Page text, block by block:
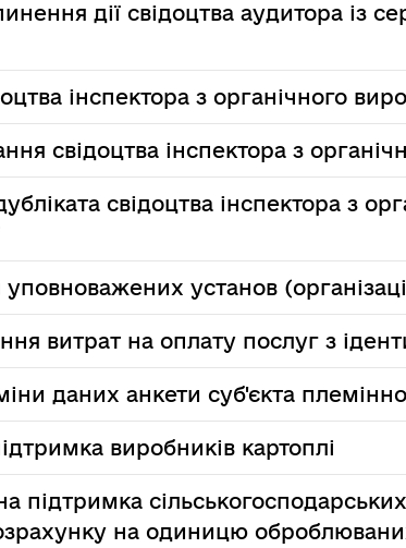
дії свідоцтва аудитора із
інспектора з органічного
свідоцтва інспектора з
свідоцтва інспектора з
установ
витрат на оплату послуг з
даних анкети суб'єкта
виробників картоплі
підтримка
на одиницю